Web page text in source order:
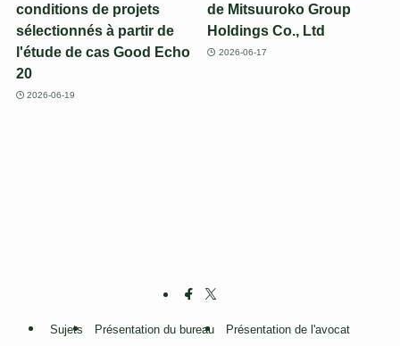
conditions de projets
sélectionnés à partir de
l'étude de cas Good Echo
20
2026-06-19
de Mitsuuroko Group
Holdings Co., Ltd
2026-06-17
Sujets Présentation du bureau Présentation de l'avocat